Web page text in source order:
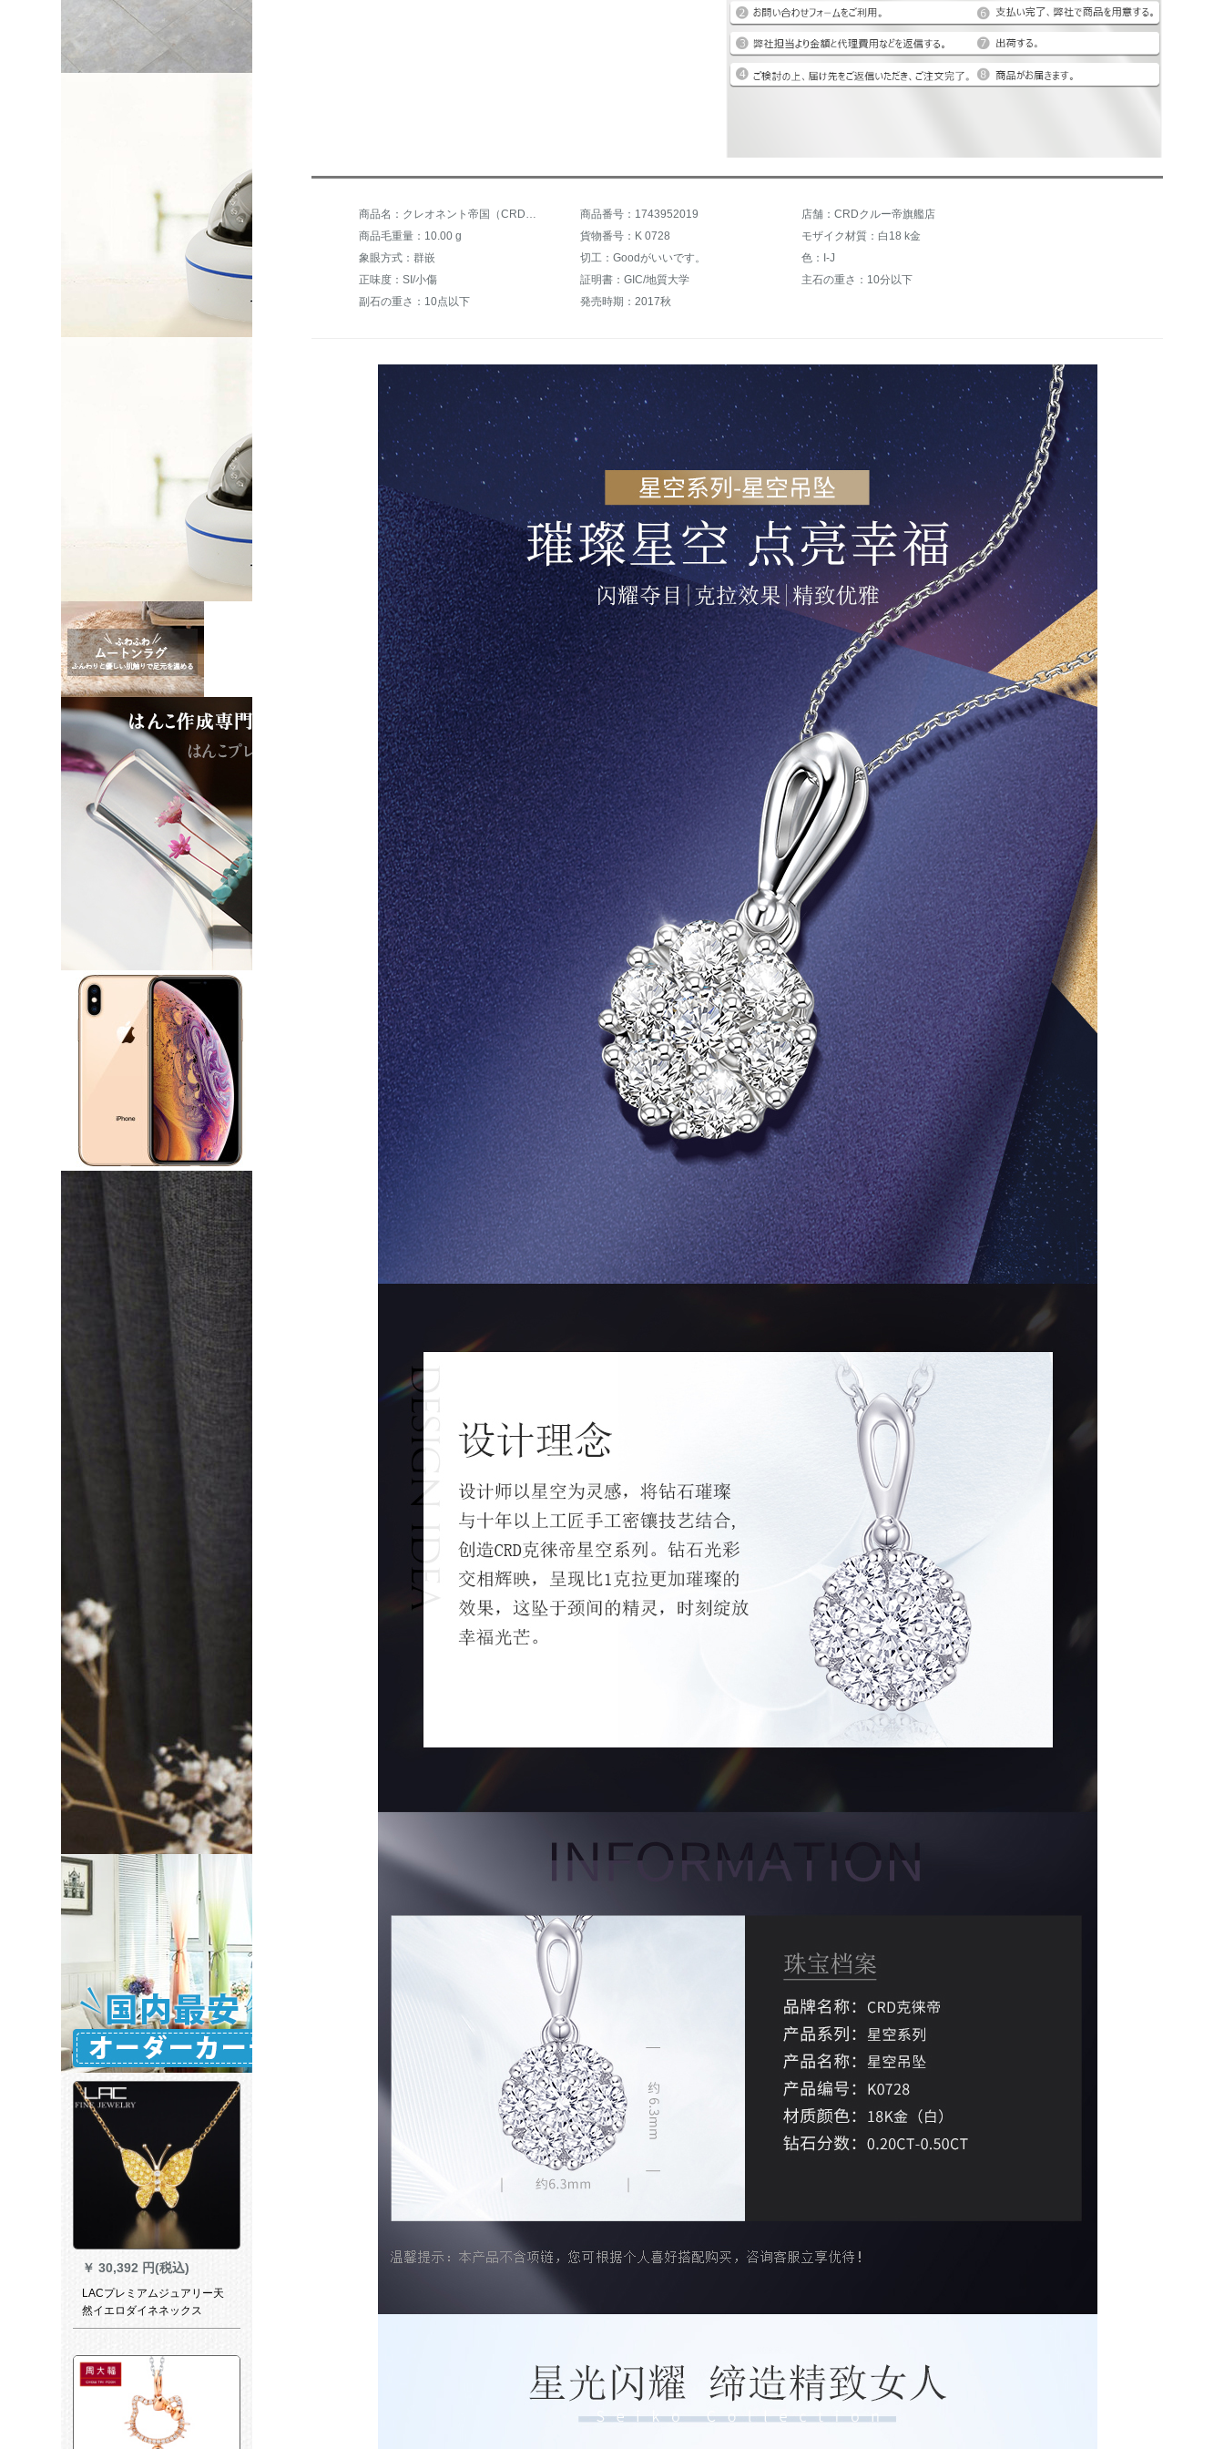
￥ 30,392 円(税込)
LACプレミアムジュアリー天
然イエロダイネネックス
商品名：クレオネント帝国（CRD）ダイヤモンドのペンダント女性用白18 K金群ダイヤモンドのネックレスの結婚ネックレスのペンダントカラット効果星空のバレンタインデープレゼントは全部で20分ぐらいで、効果K 0728はチェーンを含まないです。 商品番号：1743952019
店舗：CRDクルー帝旗艦店
商品毛重量：10.00 g
貨物番号：K 0728
モザイク材質：白18 k金
象眼方式：群嵌
切工：Goodがいいです。
色：I-J
正味度：SI/小傷
証明書：GIC/地質大学
主石の重さ：10分以下
副石の重さ：10点以下
発売時期：2017秋